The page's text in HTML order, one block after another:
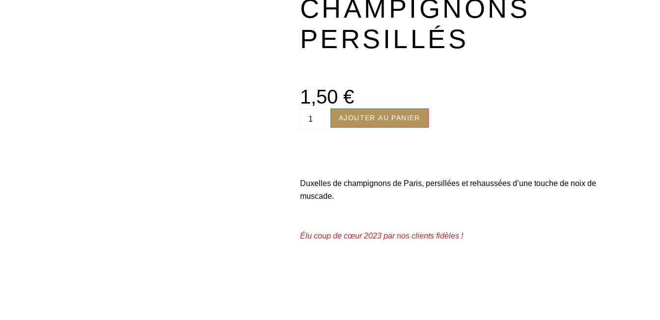
CHAMPIGNONS
PERSILLÉS
1,50 €
AJOUTER AU PANIER
Duxelles de champignons de Paris, persillées et rehaussées d’une touche de noix de
muscade.
Élu coup de cœur 2023 par nos clients fidèles !